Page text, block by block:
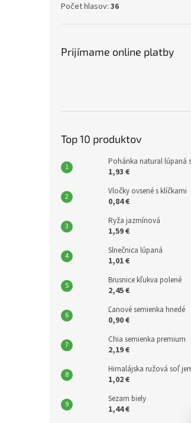
Počet hlasov: 36
Prijímame online platby
Top 10 produktov
Pohánka natural lúpaná
1,93 €
Vločky ovsené s klíčkami
0,84 €
Ryža jazmínová
1,59 €
Slnečnica lúpaná
1,01 €
Brusnice kľukva polené
2,45 €
Ľanové semienka hnedé
0,90 €
Chia semienka premium
2,19 €
Himalájska ružová soľ
1,02 €
Sezam biely
1,44 €